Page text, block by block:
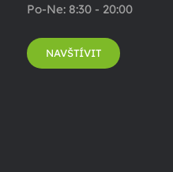
Po-Ne: 8:30 - 20:00
NAVŠTÍVIT